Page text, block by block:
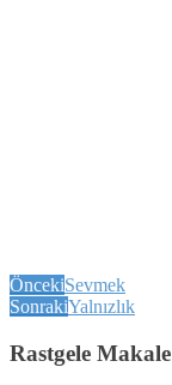
ÖncekiSevmek
SonrakiYalnızlık
Rastgele Makale